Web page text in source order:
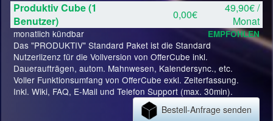
Produktiv Cube (1
Benutzer)
0,00€
49,90€ /
Monat
monatlich kündbar EMPFOHLEN
Das "PRODUKTIV" Standard Paket ist die Standard
Nutzerlizenz für die Vollversion von OfferCube inkl.
Daueraufträgen, autom. Mahnwesen, Kalendersync., etc.
Voller Funktionsumfang von OfferCube exkl. Zeiterfassung.
Inkl. Wiki, FAQ, E-Mail und Telefon Support (max. 30min).
Bestell-Anfrage senden